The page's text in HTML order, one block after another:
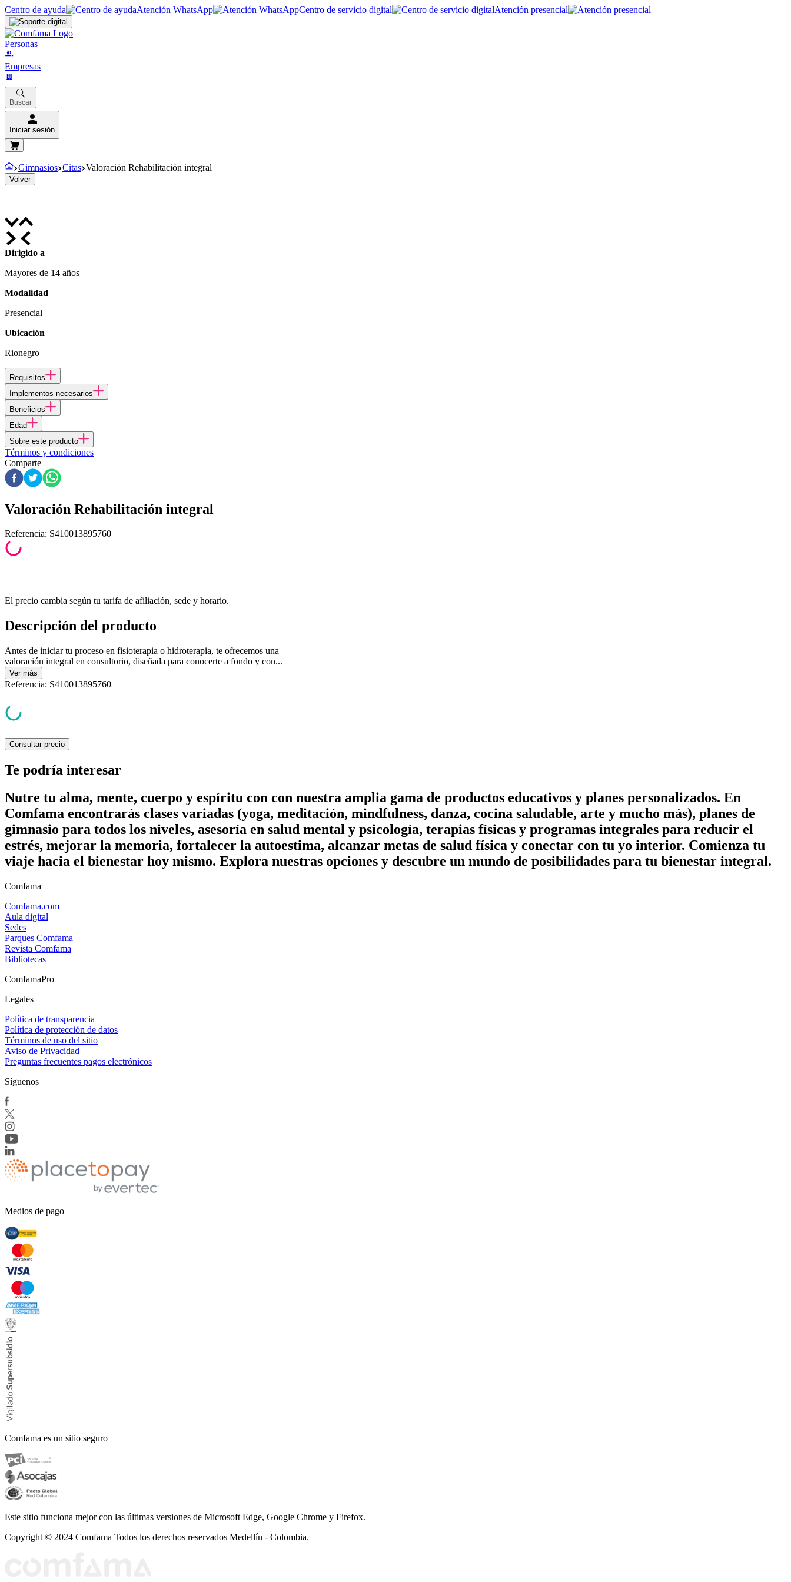
Centro de ayuda Atención WhatsApp Centro de servicio digital Atención presencial
Personas
Empresas
Buscar
Iniciar sesión
Gimnasios Citas Valoración Rehabilitación integral
Volver
Dirigido a
Mayores de 14 años
Modalidad
Presencial
Ubicación
Rionegro
Requisitos
Implementos necesarios
Beneficios
Edad
Sobre este producto
Términos y condiciones
Comparte
Valoración Rehabilitación integral
Referencia: S410013895760
El precio cambia según tu tarifa de afiliación, sede y horario.
Descripción del producto
Antes de iniciar tu proceso en fisioterapia o hidroterapia, te ofrecemos una
valoración integral en consultorio, diseñada para conocerte a fondo y con...
Ver más
Referencia: S410013895760
Consultar precio
Te podría interesar
Nutre tu alma, mente, cuerpo y espíritu con con nuestra amplia gama de productos educativos y planes personalizados. En
Comfama encontrarás clases variadas (yoga, meditación, mindfulness, danza, cocina saludable, arte y mucho más), planes de
gimnasio para todos los niveles, asesoría en salud mental y psicología, terapias físicas y programas integrales para reducir el
estrés, mejorar la memoria, fortalecer la autoestima, alcanzar metas de salud física y conectar con tu yo interior. Comienza tu
viaje hacia el bienestar hoy mismo. Explora nuestras opciones y descubre un mundo de posibilidades para tu bienestar integral.
Comfama
Comfama.com
Aula digital
Sedes
Parques Comfama
Revista Comfama
Bibliotecas
ComfamaPro
Legales
Política de transparencia
Política de protección de datos
Términos de uso del sitio
Aviso de Privacidad
Preguntas frecuentes pagos electrónicos
Síguenos
Medios de pago
Comfama es un sitio seguro
Este sitio funciona mejor con las últimas versiones de Microsoft Edge, Google Chrome y Firefox.
Copyright © 2024 Comfama Todos los derechos reservados Medellín - Colombia.